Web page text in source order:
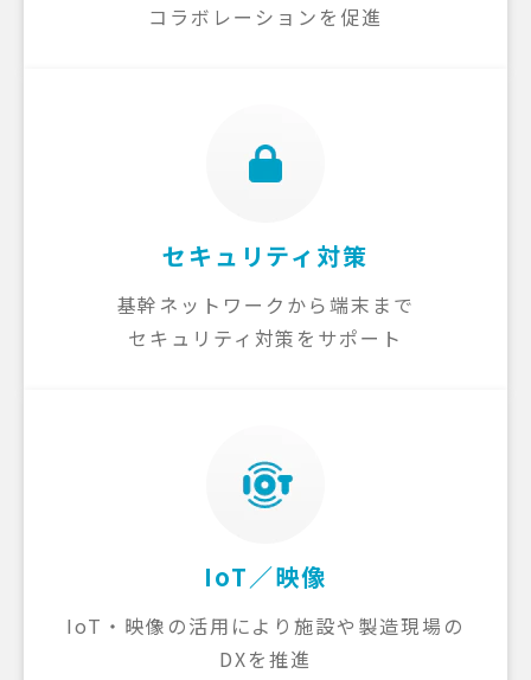
コラボレーションを促進
セキュリティ対策
基幹ネットワークから端末まで
セキュリティ対策をサポート
IoT／映像
IoT・映像の活用により施設や製造現場の
DXを推進